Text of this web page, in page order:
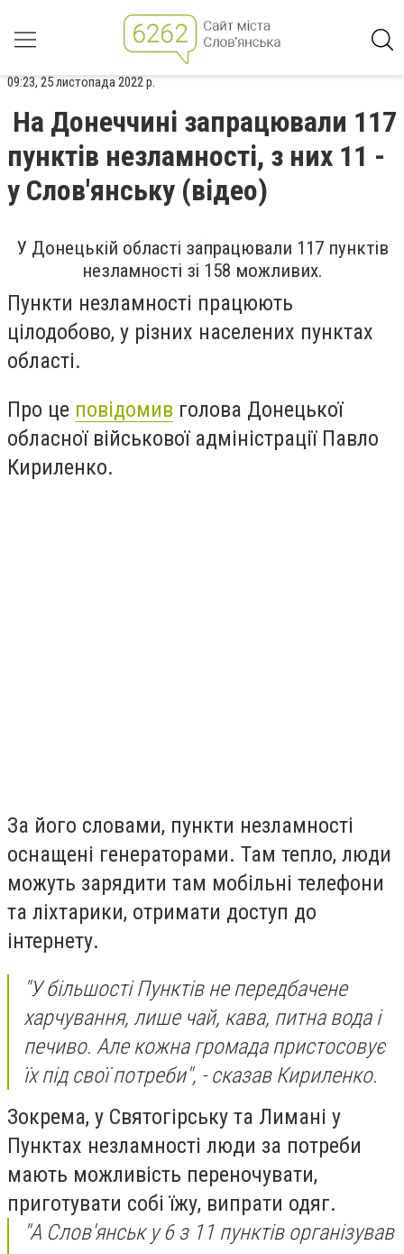
09:23, 25 листопада 2022 р.
На Донеччині запрацювали 117
пунктів незламності, з них 11 -
у Слов'янську (відео)
У Донецькій області запрацювали 117 пунктів
незламності зі 158 можливих.
Пункти незламності працюють
цілодобово, у різних населених пунктах
області.
Про це повідомив голова Донецької
обласної військової адміністрації Павло
Кириленко.
За його словами, пункти незламності
оснащені генераторами. Там тепло, люди
можуть зарядити там мобільні телефони
та ліхтарики, отримати доступ до
інтернету.
"У більшості Пунктів не передбачене
харчування, лише чай, кава, питна вода і
печиво. Але кожна громада пристосовує
їх під свої потреби", - сказав Кириленко.
Зокрема, у Святогірську та Лимані у
Пунктах незламності люди за потреби
мають можливість переночувати,
приготувати собі їжу, випрати одяг.
"А Слов'янськ у 6 з 11 пунктів організував